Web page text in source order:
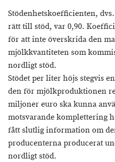
Stödenhetskoefficienten,
rätt till stöd, var 0,90.
för att inte överskrida den
mjölkkvantiteten som
nordligt stöd.
Stödet per liter höjs stegvis
den för mjölkproduktionen
miljoner euro ska kunna
motsvarande komplettering
fått slutlig information om
producenterna producerat
nordligt stöd.